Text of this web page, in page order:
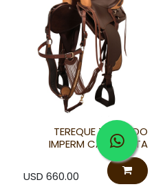
TEREQUE TORNADO
IMPERM CABALGATA
USD 660.00